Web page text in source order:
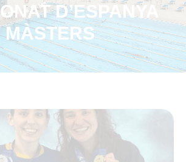
D’ESPANYA
MÀSTERS